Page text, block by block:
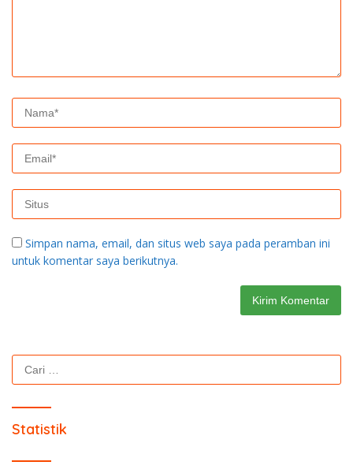
Simpan nama, email, dan situs web saya pada peramban ini
untuk komentar saya berikutnya.
Cari
untuk:
Statistik